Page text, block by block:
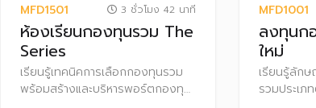
MFD1501 3 ชั่วโมง 42 นาที
ห้องเรียนกองทุนรวม The
Series
เรียนรู้เทคนิคการเลือกกองทุนรวม
พร้อมสร้างและบริหารพอร์ตกองทุน
MFD1001
ลงทุนก
ใหม่
เรียนรู้ลัก
รวมประเ